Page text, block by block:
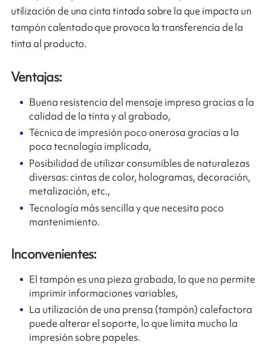
utilización de una cinta tintada sobre la que impacta un
tampón calentado que provoca la transferencia de la
tinta al producto.
Ventajas:
Buena resistencia del mensaje impreso gracias a la
calidad de la tinta y al grabado,
Técnica de impresión poco onerosa gracias a la
poca tecnología implicada,
Posibilidad de utilizar consumibles de naturalezas
diversas: cintas de color, hologramas, decoración,
metalización, etc.,
Tecnología más sencilla y que necesita poco
mantenimiento.
Inconvenientes:
El tampón es una pieza grabada, lo que no permite
imprimir informaciones variables,
La utilización de una prensa (tampón) calefactora
puede alterar el soporte, lo que limita mucho la
impresión sobre papeles.